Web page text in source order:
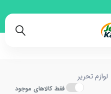
تحریر با بهترین قیمت
لوازم تحریر
فقط کالاهای موجود